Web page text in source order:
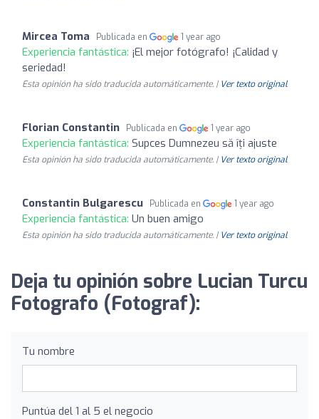
Mircea Toma Publicada en 1 year ago
Experiencia fantástica: ¡El mejor fotógrafo! ¡Calidad y
seriedad!
Esta opinión ha sido traducida automáticamente. | Ver texto original
Florian Constantin Publicada en 1 year ago
Experiencia fantástica: Supces Dumnezeu să îți ajuste
Esta opinión ha sido traducida automáticamente. | Ver texto original
Constantin Bulgarescu Publicada en 1 year ago
Experiencia fantástica: Un buen amigo
Esta opinión ha sido traducida automáticamente. | Ver texto original
Deja tu opinión sobre Lucian Turcu
Fotografo (Fotograf):
Tu nombre
Puntúa del 1 al 5 el negocio